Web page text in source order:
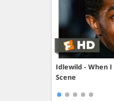
Idlewild - When I
Scene